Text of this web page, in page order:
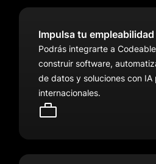
Impulsa tu
Podrás integrarte a
construir software,
de datos y soluciones con IA
internacionales.